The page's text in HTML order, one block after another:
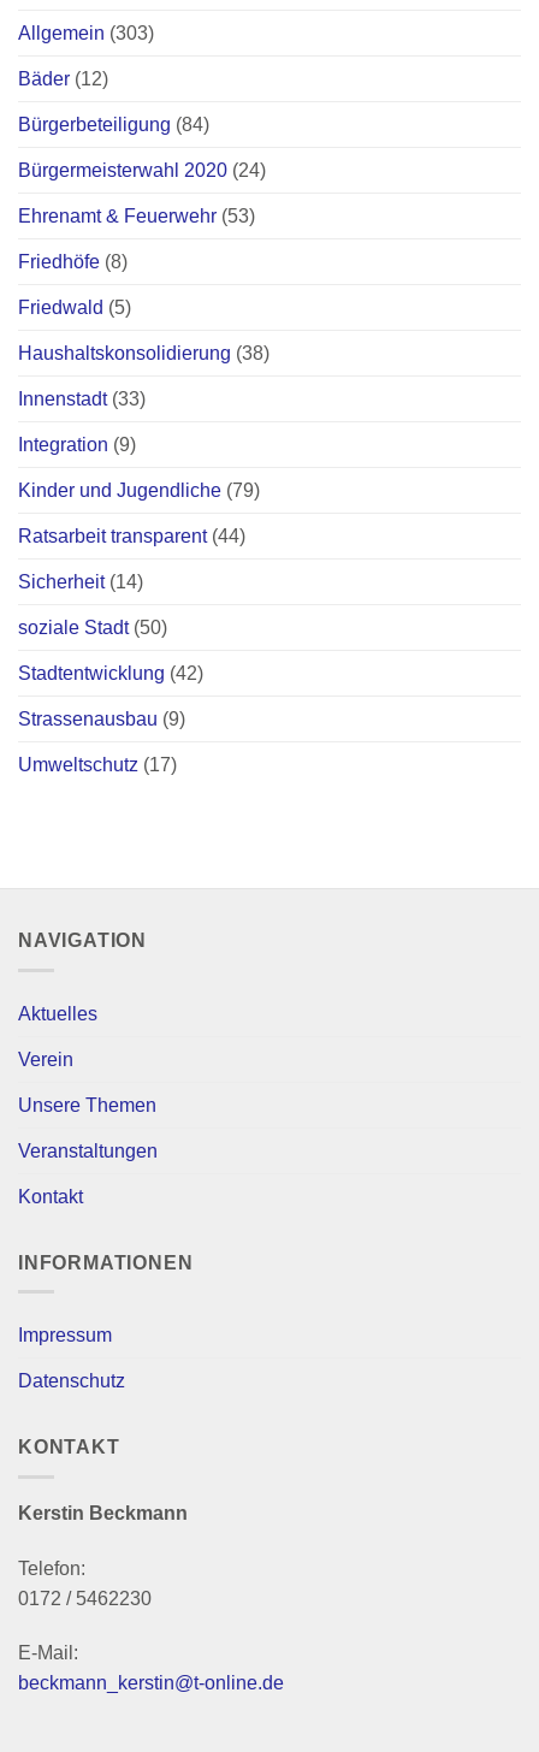
Allgemein (303)
Bäder (12)
Bürgerbeteiligung (84)
Bürgermeisterwahl 2020 (24)
Ehrenamt & Feuerwehr (53)
Friedhöfe (8)
Friedwald (5)
Haushaltskonsolidierung (38)
Innenstadt(33)
Integration (9)
Kinder und Jugendliche (79)
Ratsarbeit transparent(44)
Sicherheit(14)
soziale Stadt(50)
Stadtentwicklung (42)
Strassenausbau (9)
Umweltschutz (17)
NAVIGATION
Aktuelles
Verein
Unsere Themen
Veranstaltungen
Kontakt
INFORMATIONEN
Impressum
Datenschutz
KONTAKT
Kerstin Beckmann
Telefon:
0172 / 5462230
E-Mail:
beckmann_kerstin@t-online.de